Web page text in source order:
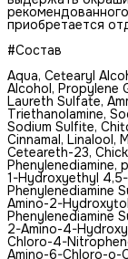
приобретается
#Состав
Aqua, Cetearyl
Alcohol, Propylene
Laureth Sulfate,
Triethanolamine,
Sodium Sulfite,
Cinnamal, Linalool,
Ceteareth-23,
Phenylenediamine,
1-Hydroxyethyl
Phenylenediamine
Amino-2-
Phenylenediamine
2-Amino-4-
Chloro-4-
Amino-6-Chloro-o-